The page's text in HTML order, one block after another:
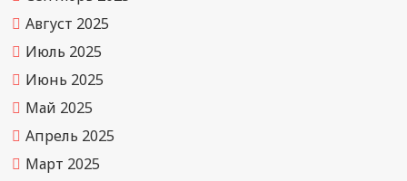
Август 2025
Июль 2025
Июнь 2025
Май 2025
Апрель 2025
Март 2025